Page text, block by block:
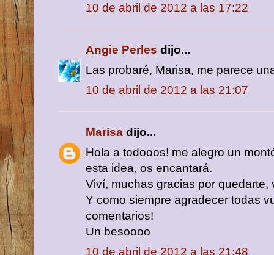
10 de abril de 2012 a las 17:22
Angie Perles dijo...
Las probaré, Marisa, me parece
10 de abril de 2012 a las 21:07
Marisa dijo...
Hola a todooos! me alegro un
esta idea, os encantará.
Viví, muchas gracias por quedarte,
Y como siempre agradecer todas
comentarios!
Un besoooo
10 de abril de 2012 a las 21:48